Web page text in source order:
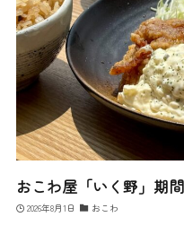
おこわ屋「いく野」期
2026年8月1日 おこわ